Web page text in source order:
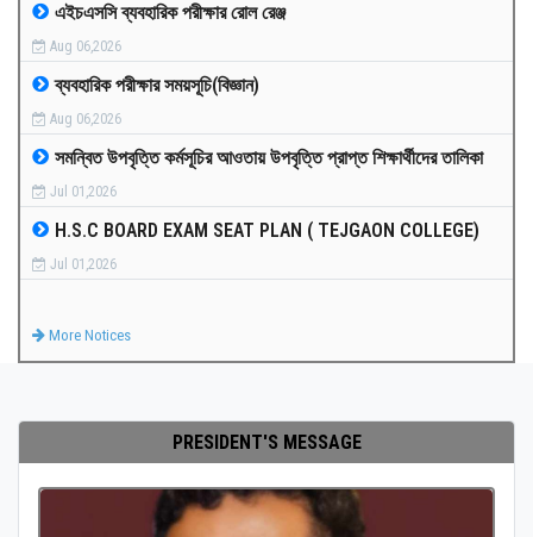
MEDIA
PAYMENT
CO-CURRICULUM
RESULTS
এইচএসসি ব্যবহারিক পরীক্ষার রোল রেঞ্জ
Aug 06,2026
ব্যবহারিক পরীক্ষার সময়সূচি(বিজ্ঞান)
Aug 06,2026
সমন্বিত উপবৃত্তি কর্মসূচির আওতায় উপবৃত্তি প্রাপ্ত শিক্ষার্থীদের তালিকা
Jul 01,2026
H.S.C BOARD EXAM SEAT PLAN ( TEJGAON COLLEGE)
Jul 01,2026
More Notices
PRESIDENT'S MESSAGE